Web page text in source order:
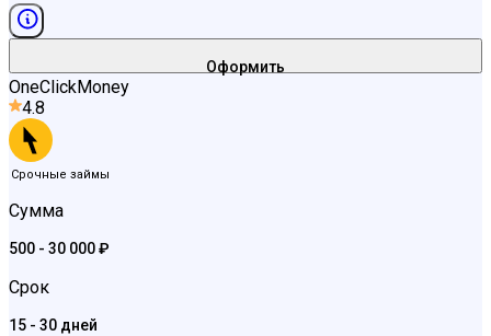
Оформить
OneClickMoney
4.8
Срочные займы
Сумма
500 - 30 000 ₽
Срок
15 - 30 дней